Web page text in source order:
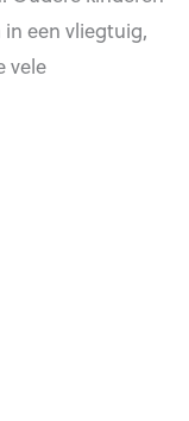
een vliegtuig,
vele